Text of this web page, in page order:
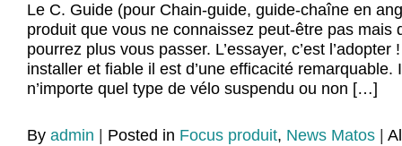
Le C. Guide (pour Chain-guide, guide-chaîne en
produit que vous ne connaissez peut-être pas mais
pourrez plus vous passer. L’essayer, c’est
installer et fiable il est d’une efficacité remarquable.
n’importe quel type de vélo suspendu ou non […]
By admin Posted in Focus produit, News Matos